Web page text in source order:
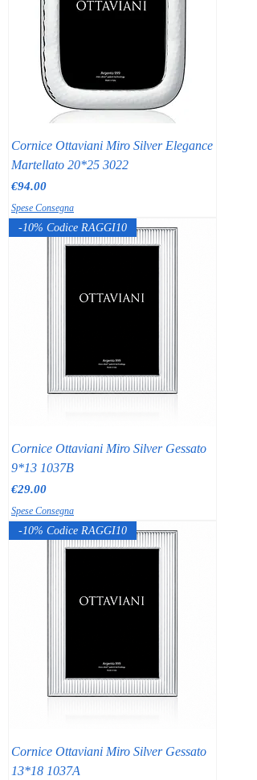
Cornice Ottaviani Miro Silver Elegance
Martellato 20*25 3022
Price
€94.00
Spese Consegna
-10% Codice RAGGI10
Cornice Ottaviani Miro Silver Gessato
9*13 1037B
Price
€29.00
Spese Consegna
-10% Codice RAGGI10
Cornice Ottaviani Miro Silver Gessato
13*18 1037A